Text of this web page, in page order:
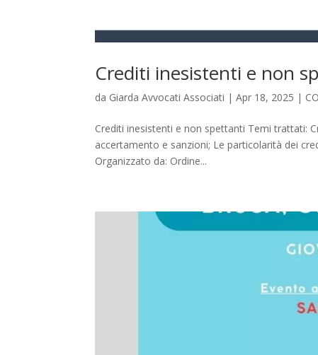
Crediti inesistenti e non
da Giarda Avvocati Associati |Apr 18, 2025 |
Crediti inesistenti e non spettanti Temi trattati:
accertamento e sanzioni; Le particolarità dei
Organizzato da: Ordine...